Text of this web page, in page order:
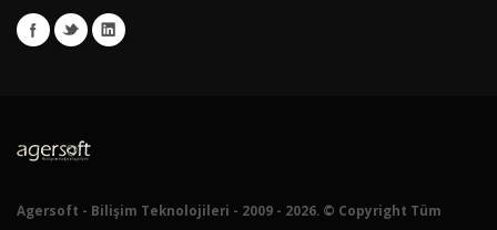
Agersoft - Bilişim Teknolojileri - 2009 - 2026. © Copyright Tüm